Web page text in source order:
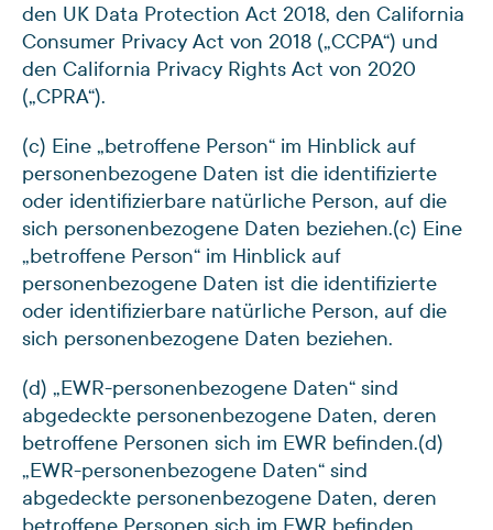
den UK Data Protection Act 2018, den California
Consumer Privacy Act von 2018 („CCPA“) und
den California Privacy Rights Act von 2020
(„CPRA“).
(c) Eine „betroffene Person“ im Hinblick auf
personenbezogene Daten ist die identifizierte
oder identifizierbare natürliche Person, auf die
sich personenbezogene Daten beziehen.(c) Eine
„betroffene Person“ im Hinblick auf
personenbezogene Daten ist die identifizierte
oder identifizierbare natürliche Person, auf die
sich personenbezogene Daten beziehen.
(d) „EWR-personenbezogene Daten“ sind
abgedeckte personenbezogene Daten, deren
betroffene Personen sich im EWR befinden.(d)
„EWR-personenbezogene Daten“ sind
abgedeckte personenbezogene Daten, deren